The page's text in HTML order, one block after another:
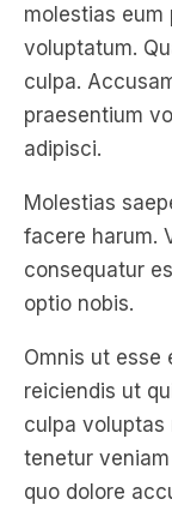
molestias
voluptatum.
culpa.
praesentium
adipisci.
Molestias
facere harum.
consequatur
optio nobis.
Omnis ut esse
reiciendis ut
culpa voluptas
tenetur
quo dolore